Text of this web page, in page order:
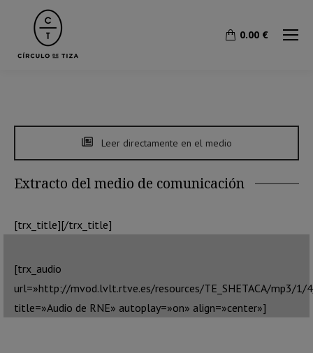
0.00 €
Leer directamente en el medio
Extracto del medio de comunicación
[trx_title][/trx_title]
[trx_audio
url=»http://mvod.lvlt.rtve.es/resources/TE_SHETACA/mp3/1/
title=»Audio de RNE» autoplay=»on» align=»center»]